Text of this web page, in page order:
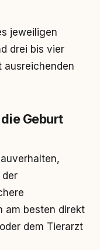
jeweiligen
drei bis vier
ausreichenden
Geburt
der
am besten direkt
dem Tierarzt